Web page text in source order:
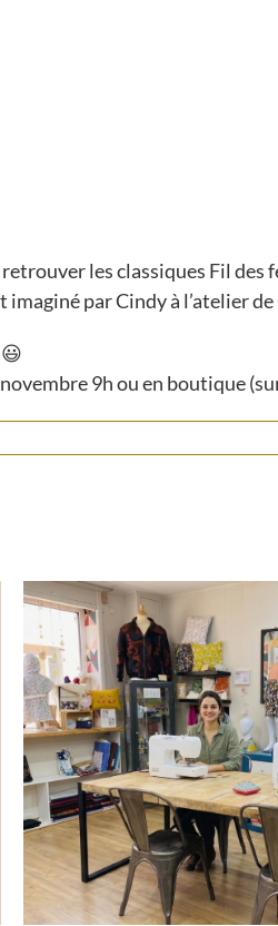
les classiques Fil des
par Cindy à l’atelier de
9h ou en boutique